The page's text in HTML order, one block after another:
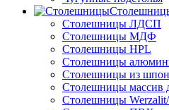
Столешницы ЛДСП
Столешницы МДФ
Столешницы HPL
Столешницы
Столешницы из
Столешницы массив
Столешницы